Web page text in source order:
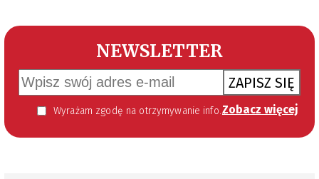
NEWSLETTER
ZAPISZ SIĘ
Wyrażam zgodę na otrzymywanie informacji handlowej kierowanej do mnie za pomocą środków komunikacji elektronicznej w szczególności poczty elektronicznej zgodnie z przepisem art. 10 ust 2 ustawy z dnia 18 lipca 2002 roku o świadczeniu usług drogą elektroniczną (Dz. U. 144 z 2002 r. poz. 1204). Zgoda jest dobrowolna, jednak jej wyrażenie jest konieczne, aby otrzymywać newsletter. Zobacz więcej